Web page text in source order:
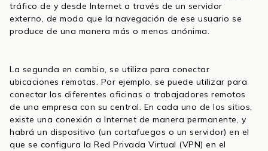
tráfico de y desde Internet a través de un servidor
externo, de modo que la navegación de ese usuario se
produce de una manera más o menos anónima.
La segunda en cambio, se utiliza para conectar
ubicaciones remotas. Por ejemplo, se puede utilizar para
conectar las diferentes oficinas o trabajadores remotos
de una empresa con su central. En cada uno de los sitios,
existe una conexión a Internet de manera permanente, y
habrá un dispositivo (un cortafuegos o un servidor) en el
que se configura la Red Privada Virtual (VPN) en el